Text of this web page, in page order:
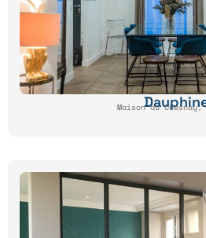
Maison au Chesnay,